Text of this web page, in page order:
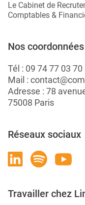
Le Cabinet de
Comptables &
Nos coordonnées
Tél : 09 74 77 03 70
Mail :
Adresse : 78
75008 Paris
Réseaux sociaux
Travailler chez